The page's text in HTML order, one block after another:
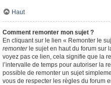
Haut
Comment remonter mon sujet ?
En cliquant sur le lien « Remonter le
remonterle sujet en haut du forum sur
voyez pas ce lien, cela signifie que la
l’intervalle de temps pour autoriser la
possible de remonter un sujet
vous de respecter les règles du forum